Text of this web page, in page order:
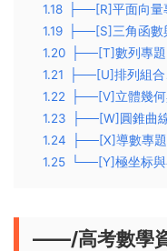
1.18
├──[R]平面向量
1.19
├──[S]三角函數
1.20
├──[T]數列專題
1.21
├──[U]排列組合
1.22
├──[V]立體幾
1.23
├──[W]圓錐曲
1.24
├──[X]導數專題
1.25
└──[Y]極坐标
——/高考數學